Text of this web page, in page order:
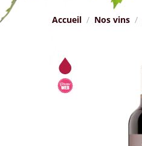
Accueil Nos vins